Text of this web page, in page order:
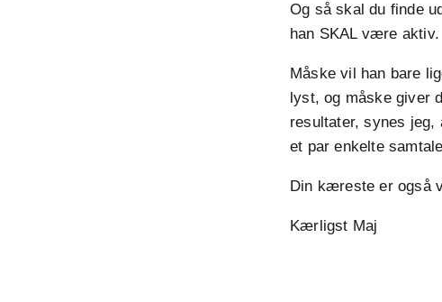
Og så skal du finde
han SKAL være aktiv.
Måske vil han bare
lyst, og måske giver
resultater, synes jeg,
et par enkelte
Din kæreste er også
Kærligst Maj